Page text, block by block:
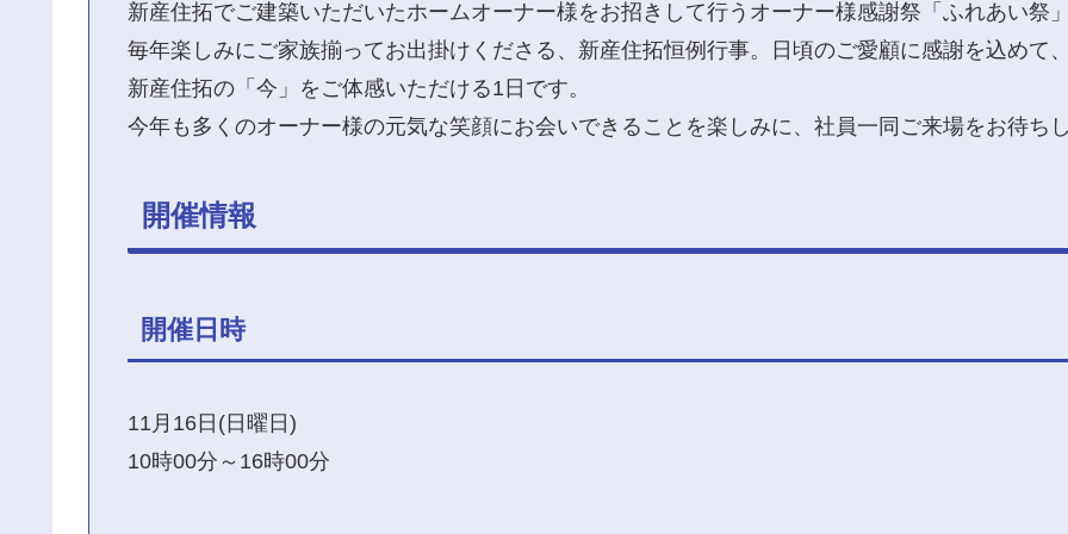
新産住拓でご建築いただいたホームオーナー様をお招きして行うオーナー様感謝祭「ふれあい祭」
毎年楽しみにご家族揃ってお出掛けくださる、新産住拓恒例行事。日頃のご愛顧に感謝を込めて、
新産住拓の「今」をご体感いただける1日です。
今年も多くのオーナー様の元気な笑顔にお会いできることを楽しみに、社員一同ご来場をお待ちし
開催情報
開催日時
11月16日(日曜日)
10時00分～16時00分